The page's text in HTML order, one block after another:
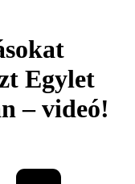
Egylet
– videó!